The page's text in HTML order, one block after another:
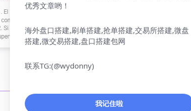
优秀文章哟！
海外盘口搭建,刷单搭建,抢单搭建,交易所搭建,微盘
搭建,微交易搭建,盘口搭建包网
联系TG:(@wydonny)
我记住啦